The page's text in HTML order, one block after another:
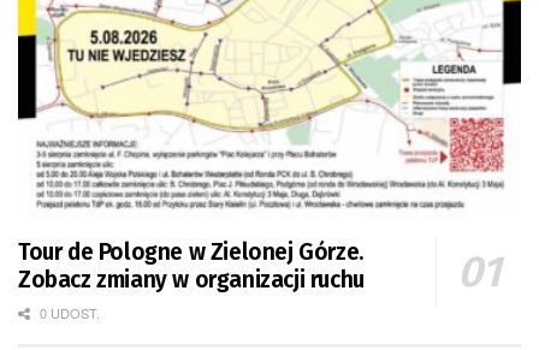
Tour de Pologne w Zielonej Górze.
Zobacz zmiany w organizacji ruchu
0 UDOST.